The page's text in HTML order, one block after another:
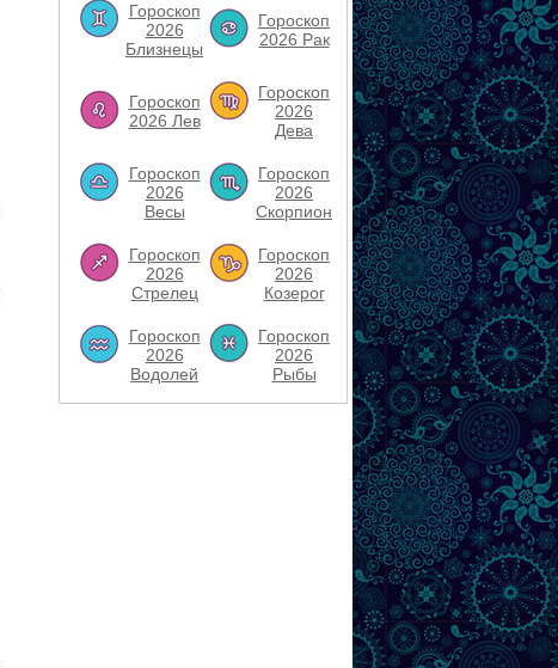
Гороскоп
2026
Близнецы
Гороскоп
2026 Рак
Гороскоп
2026 Лев
Гороскоп
2026
Дева
Гороскоп
2026
Весы
Гороскоп
2026
Скорпион
Гороскоп
2026
Стрелец
Гороскоп
2026
Козерог
Гороскоп
2026
Водолей
Гороскоп
2026
Рыбы